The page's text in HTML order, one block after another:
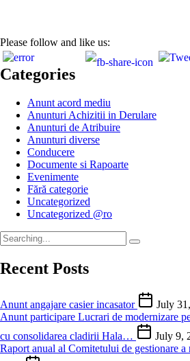
Please follow and like us:
Categories
Anunt acord mediu
Anunturi Achizitii in Derulare
Anunturi de Atribuire
Anunturi diverse
Conducere
Documente si Rapoarte
Evenimente
Fără categorie
Uncategorized
Uncategorized @ro
Recent Posts
Anunt angajare casier incasator
July
Anunt participare Lucrari de modernizare
cu consolidarea cladirii Hala…
July 9,
Raport anual al Comitetului de gestionare